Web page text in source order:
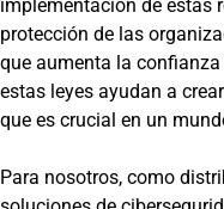
implementación de estas
protección de las
que aumenta la
estas leyes ayudan a
que es crucial en un
Para nosotros, como